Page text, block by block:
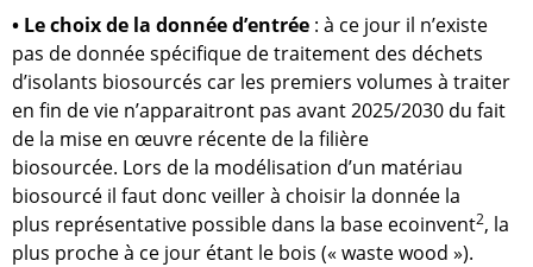
• Le choix de la donnée d’entrée : à ce jour il n’existe
pas de donnée spécifique de traitement des déchets
d’isolants biosourcés car les premiers volumes à traiter
en fin de vie n’apparaitront pas avant 2025/2030 du fait
de la mise en œuvre récente de la filière
biosourcée. Lors de la modélisation d’un matériau
biosourcé il faut donc veiller à choisir la donnée la
plus représentative possible dans la base ecoinvent2, la
plus proche à ce jour étant le bois (« waste wood »).